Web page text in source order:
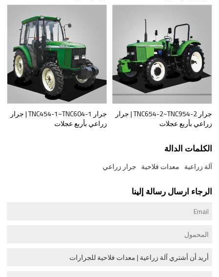
جرار TNC654-2~TNC954-2 | جرار
زراعي بأربع عجلات
جرار TNC454-1~TNC604-1 | جرار
زراعي بأربع عجلات
الكلمات الدالة
آلة زراعية معدات فلاحية جرار زراعي
الرجاء ارسال رسالة إلينا